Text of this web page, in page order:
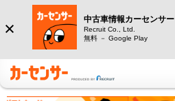
中古車情報カーセンサー
Recruit Co., Ltd.
無料 － Google Play